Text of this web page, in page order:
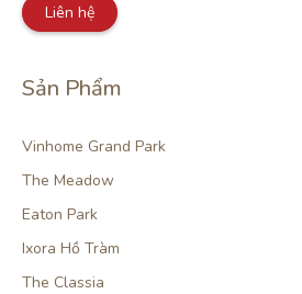
Liên hệ
Sản Phẩm
Vinhome Grand Park
The Meadow
Eaton Park
Ixora Hồ Tràm
The Classia